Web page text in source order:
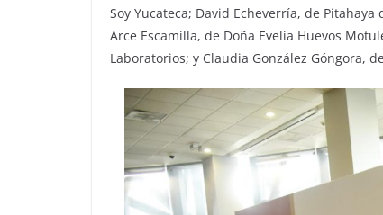
Soy Yucateca; David Echeverría, de
Arce Escamilla, de Doña Evelia Huevos
Laboratorios; y Claudia González Góngora,